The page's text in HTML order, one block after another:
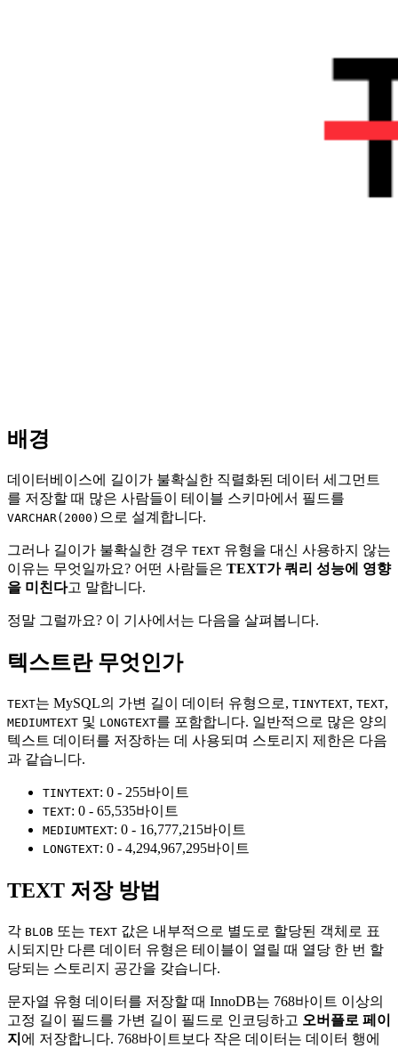
배경
데이터베이스에 길이가 불확실한 직렬화된 데이터 세그먼트
를 저장할 때 많은 사람들이 테이블 스키마에서 필드를
VARCHAR(2000) 으로 설계합니다.
그러나 길이가 불확실한 경우 TEXT 유형을 대신 사용하지 않는
이유는 무엇일까요? 어떤 사람들은 TEXT가 쿼리 성능에 영향
을 미친다고 말합니다.
정말 그럴까요? 이 기사에서는 다음을 살펴봅니다.
텍스트란 무엇인가
TEXT는 MySQL의 가변 길이 데이터 유형으로, TINYTEXT, TEXT,
MEDIUMTEXT 및 LONGTEXT를 포함합니다. 일반적으로 많은 양의
텍스트 데이터를 저장하는 데 사용되며 스토리지 제한은 다음
과 같습니다.
TINYTEXT: 0 - 255바이트
TEXT: 0 - 65,535바이트
MEDIUMTEXT: 0 - 16,777,215바이트
LONGTEXT: 0 - 4,294,967,295바이트
TEXT 저장 방법
각 BLOB 또는 TEXT 값은 내부적으로 별도로 할당된 객체로 표
시되지만 다른 데이터 유형은 테이블이 열릴 때 열당 한 번 할
당되는 스토리지 공간을 갖습니다.
문자열 유형 데이터를 저장할 때 InnoDB는 768바이트 이상의
고정 길이 필드를 가변 길이 필드로 인코딩하고 오버플로 페이
지 에 저장합니다. 768바이트보다 작은 데이터는 데이터 행에